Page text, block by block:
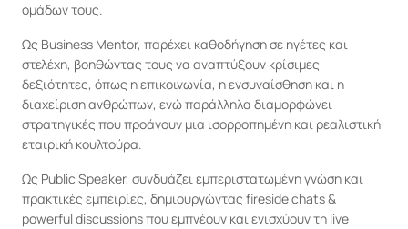
ομάδων τους.
Ως Business Mentor, παρέχει καθοδήγηση σε ηγέτες και
στελέχη, βοηθώντας τους να αναπτύξουν κρίσιμες
δεξιότητες, όπως η επικοινωνία, η ενσυναίσθηση και η
διαχείριση ανθρώπων, ενώ παράλληλα διαμορφώνει
στρατηγικές που προάγουν μια ισορροπημένη και ρεαλιστική
εταιρική κουλτούρα.
Ως Public Speaker, συνδυάζει εμπεριστατωμένη γνώση και
πρακτικές εμπειρίες, δημιουργώντας fireside chats &
powerful discussions που εμπνέουν και ενισχύουν τη live